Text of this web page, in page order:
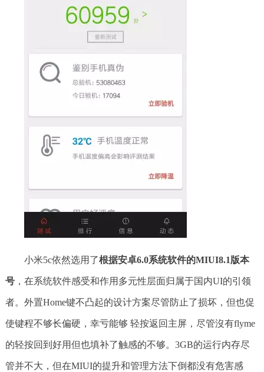
小米5c依然选用了根据安卓6.0系统软件的MIUI8.1版本
号，在系统软件感受和作用多元性层面归属于国内UI的引领
者。外置Home键不凸起的设计方案尽管防止了损坏，但也促
使键程不够长偏硬，幸亏能够 轻按返回主屏，尽管沒有flyme
的轻按回到好用但也填补了触感的不够。3GB的运行内存尽
管并不大，但在MIUI的提升和管理方法下倒都没有危害感